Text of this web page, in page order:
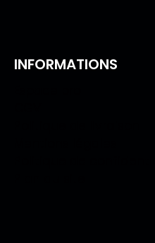
INFORMATIONS